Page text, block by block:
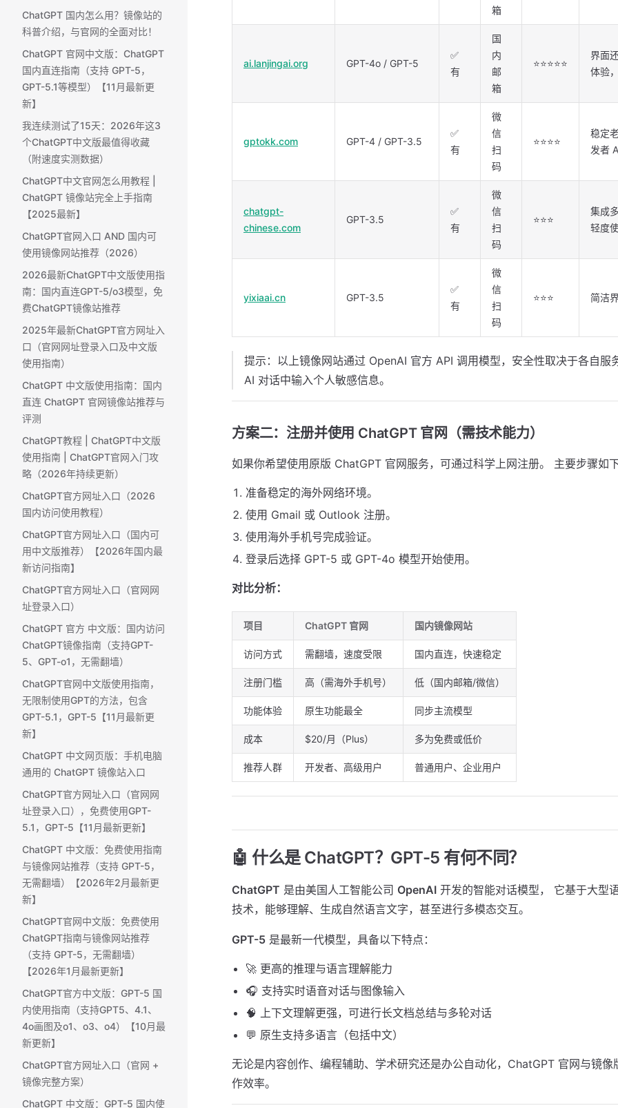
ChatGPT 国内怎么用？镜像站的
科普介绍，与官网的全面对比！
ChatGPT 官网中文版：ChatGPT
国内直连指南（支持 GPT-5，
GPT-5.1等模型）【11月最新更
新】
我连续测试了15天：2026年这3
个ChatGPT中文版最值得收藏
（附速度实测数据）
ChatGPT中文官网怎么用教程 |
ChatGPT 镜像站完全上手指南
【2025最新】
ChatGPT官网入口 AND 国内可
使用镜像网站推荐（2026）
2026最新ChatGPT中文版使用指
南：国内直连GPT-5/o3模型，免
费ChatGPT镜像站推荐
2025年最新ChatGPT官方网址入
口（官网网址登录入口及中文版
使用指南）
ChatGPT 中文版使用指南：国内
直连 ChatGPT 官网镜像站推荐与
评测
ChatGPT教程 | ChatGPT中文版
使用指南 | ChatGPT官网入门攻
略（2026年持续更新）
ChatGPT官方网址入口（2026
国内访问使用教程）
ChatGPT官方网址入口（国内可
用中文版推荐）【2026年国内最
新访问指南】
ChatGPT官方网址入口（官网网
址登录入口）
ChatGPT 官方 中文版：国内访问
ChatGPT镜像指南（支持GPT-
5、GPT-o1，无需翻墙）
ChatGPT官网中文版使用指南，
无限制使用GPT的方法，包含
GPT-5.1，GPT-5【11月最新更
新】
ChatGPT 中文网页版：手机电脑
通用的 ChatGPT 镜像站入口
ChatGPT官方网址入口（官网网
址登录入口），免费使用GPT-
5.1，GPT-5【11月最新更新】
ChatGPT 中文版：免费使用指南
与镜像网站推荐（支持 GPT-5，
无需翻墙）【2026年2月最新更
新】
ChatGPT官网中文版：免费使用
ChatGPT指南与镜像网站推荐
（支持 GPT-5，无需翻墙）
【2026年1月最新更新】
ChatGPT官方中文版：GPT-5 国
内使用指南（支持GPT5、4.1、
4o画图及o1、o3、o4）【10月最
新更新】
ChatGPT官方网址入口（官网 +
镜像完整方案）
ChatGPT 中文版：GPT-5 国内使
箱
ai.lanjingai.org GPT-4o / GPT-5
✅
有
国
内
邮
箱
⭐⭐⭐⭐⭐
界面
体验
gptokk.com GPT-4 / GPT-3.5
✅
有
微
信
扫
码
⭐⭐⭐⭐
稳定
发者
chatgpt-
chinese.com
GPT-3.5
✅
有
微
信
扫
码
⭐⭐⭐
集成
轻度
yixiaai.cn GPT-3.5
✅
有
微
信
扫
码
⭐⭐⭐ 简洁
提示：以上镜像网站通过 OpenAI 官方 API 调用模型，安全性取决于各自服
AI 对话中输入个人敏感信息。
方案二：注册并使用 ChatGPT 官网（需技术能力）
如果你希望使用原版 ChatGPT 官网服务，可通过科学上网注册。 主要步骤如下
准备稳定的海外网络环境。
使用 Gmail 或 Outlook 注册。
使用海外手机号完成验证。
登录后选择 GPT-5 或 GPT-4o 模型开始使用。
对比分析：
项目 ChatGPT 官网 国内镜像网站
访问方式 需翻墙，速度受限 国内直连，快速稳定
注册门槛 高（需海外手机号） 低（国内邮箱/微信）
功能体验 原生功能最全 同步主流模型
成本 $20/月（Plus） 多为免费或低价
推荐人群 开发者、高级用户 普通用户、企业用户
🤖 什么是 ChatGPT？GPT-5 有何不同？
ChatGPT 是由美国人工智能公司 OpenAI 开发的智能对话模型， 它基于大型
技术，能够理解、生成自然语言文字，甚至进行多模态交互。
GPT-5 是最新一代模型，具备以下特点：
🚀 更高的推理与语言理解能力
🎧 支持实时语音对话与图像输入
🧠 上下文理解更强，可进行长文档总结与多轮对话
💬 原生支持多语言（包括中文）
无论是内容创作、编程辅助、学术研究还是办公自动化，ChatGPT 官网与镜像
作效率。